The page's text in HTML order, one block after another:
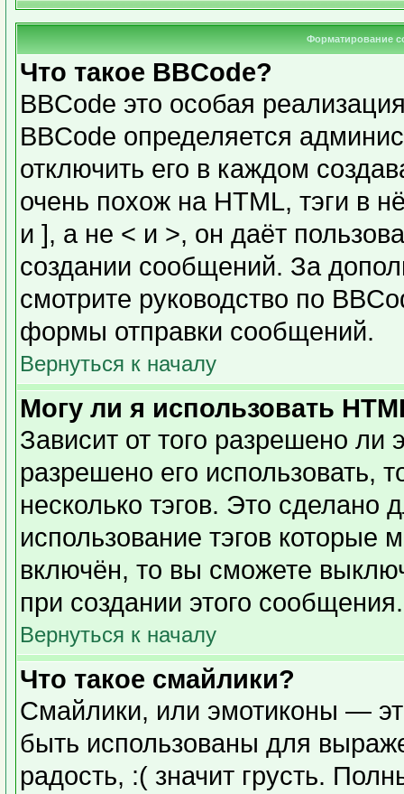
Форматирование
Что такое BBCode?
BBCode это особая
BBCode определяется
отключить его в каждом
очень похож на HTML, тэги в
и ], а не < и >, он даёт
создании сообщений. За
смотрите руководство по
формы отправки сообщений.
Вернуться к началу
Могу ли я использовать
Зависит от того разрешено ли
разрешено его использовать,
несколько тэгов. Это сделано
использование тэгов которые
включён, то вы сможете
при создании этого сообщения.
Вернуться к началу
Что такое смайлики?
Смайлики, или эмотиконы —
быть использованы для
радость, :( значит грусть.